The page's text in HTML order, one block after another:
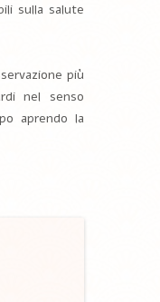
sulla salute
più
nel senso
aprendo la